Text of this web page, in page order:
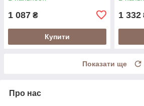
1 087 ₴
Купити
1 332
Показати ще
Про нас